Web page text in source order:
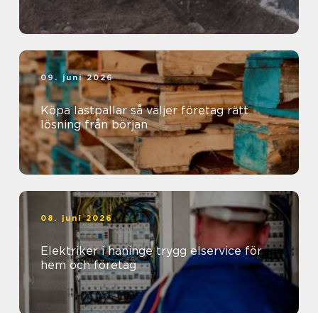
09. juni 2026
Köpa lastpallar så väljer företag rätt
lösning från början
08. juni 2026
Elektriker i haninge trygg elservice för
hem och företag